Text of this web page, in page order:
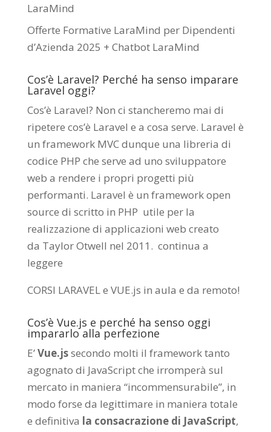
LaraMind
Offerte Formative LaraMind per Dipendenti
d’Azienda 2025 + Chatbot LaraMind
Cos’è Laravel? Perché ha senso imparare
Laravel oggi?
Cos’è Laravel? Non ci stancheremo mai di
ripetere cos’è Laravel e a cosa serve. Laravel è
un framework MVC dunque una libreria di
codice PHP che serve ad uno sviluppatore
web a rendere i propri progetti più
performanti. Laravel è un framework open
source di scritto in PHP utile per la
realizzazione di applicazioni web creato
da Taylor Otwell nel 2011. continua a
leggere
CORSI LARAVEL e VUE.js in aula e da remoto!
Cos’è Vue.js e perché ha senso oggi
impararlo alla perfezione
E’Vue.jssecondo molti il framework tanto
agognato di JavaScript che irromperà sul
mercato in maniera “incommensurabile”, in
modo forse da legittimare in maniera totale
e definitiva la consacrazione di JavaScript,